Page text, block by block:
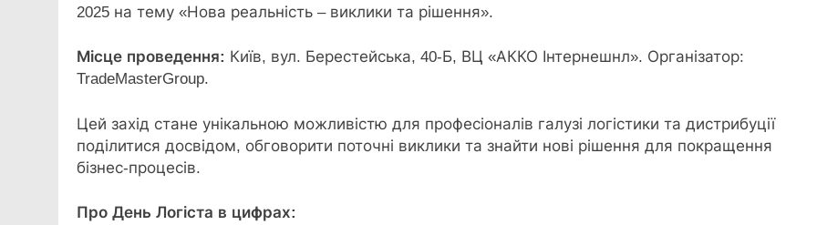
2025 на тему «Нова реальність – виклики та рішення».
Місце проведення: Київ, вул. Берестейська, 40-Б, ВЦ «АККО Інтернешнл». Організатор:
TradeMasterGroup.
Цей захід стане унікальною можливістю для професіоналів галузі логістики та дистрибуції
поділитися досвідом, обговорити поточні виклики та знайти нові рішення для покращення
бізнес-процесів.
Про День Логіста в цифрах: